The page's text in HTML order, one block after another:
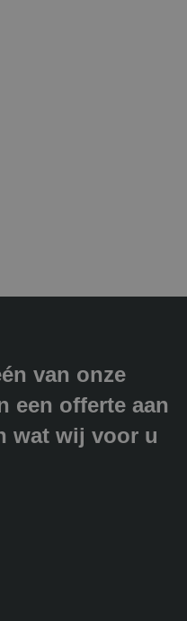
van onze
een offerte aan
wat wij voor u